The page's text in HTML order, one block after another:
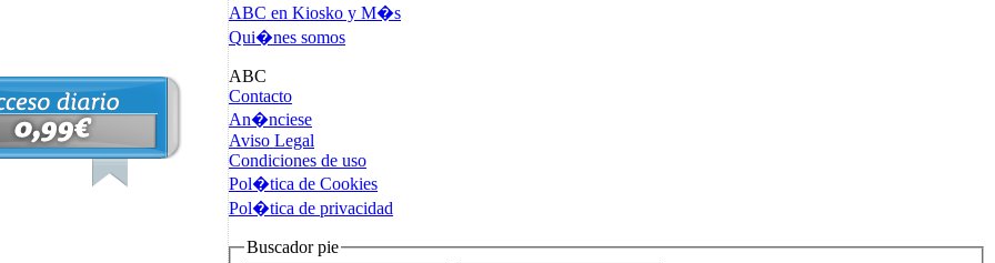
ABC en Kiosko y M�s
Qui�nes somos
ABC
Contacto
An�nciese
Aviso Legal
Condiciones de uso
Pol�tica de Cookies
Pol�tica de privacidad
Buscador pie